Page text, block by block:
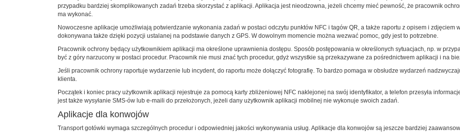
przypadku bardziej skomplikowanych zadań trzeba skorzystać z aplikacji. Aplikacja jest nieodzowna, jeżeli chcemy mieć pewność, że pracownik
ma wykonać.
Nowoczesne aplikacje umożliwiają potwierdzanie wykonania zadań w postaci odczytu punktów NFC i tagów QR, a także raportu z opisem i zdjęciem
dokonywana także dzięki pozycji ustalanej na podstawie danych z GPS. W dowolnym momencie można wezwać pomoc, gdy jest to potrzebne.
Pracownik ochrony będący użytkownikiem aplikacji ma określone uprawnienia dostępu. Sposób postępowania w określonych sytuacjach, np. w
być z góry narzucony w postaci procedur. Pracownik nie musi znać tych procedur, gdyż wszystkie są przekazywane za pośrednictwem aplikacji i na
Jeśli pracownik ochrony raportuje wydarzenie lub incydent, do raportu może dołączyć fotografię. To bardzo pomaga w obsłudze wydarzeń
klienta.
Początek i koniec pracy użytkownik aplikacji rejestruje za pomocą karty zbliżeniowej NFC naklejonej na swój identyfikator, a telefon przesyła
jest także wysyłanie SMS-ów lub e-maili do przełożonych, jeżeli dany użytkownik aplikacji mobilnej nie wykonuje swoich zadań.
Aplikacje dla konwojów
Transport gotówki wymaga szczególnych procedur i odpowiedniej jakości wykonywania usług. Aplikacje dla konwojów są jeszcze bardziej